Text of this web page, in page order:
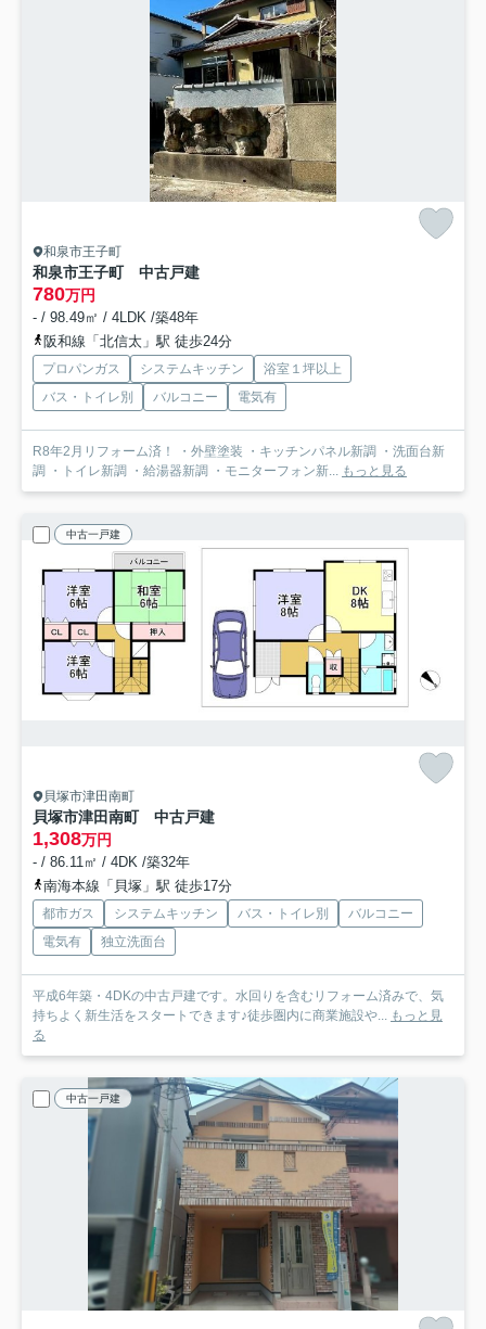
和泉市王子町
和泉市王子町 中古戸建
780万円
- / 98.49㎡ / 4LDK /築48年
阪和線「北信太」駅 徒歩24分
プロパンガス システムキッチン
浴室１坪以上
バス・トイレ別
バルコニー 電気有
R8年2月リフォーム済！ ・外壁塗装 ・キッチンパネル新調 ・洗面台新
調 ・トイレ新調 ・給湯器新調 ・モニターフォン新... もっと見る
中古一戸建
貝塚市津田南町
貝塚市津田南町 中古戸建
1,308万円
- / 86.11㎡ / 4DK /築32年
南海本線「貝塚」駅 徒歩17分
都市ガス システムキッチン バス・トイレ別
バルコニー
電気有
独立洗面台
平成6年築・4DKの中古戸建です。水回りを含むリフォーム済みで、気
持ちよく新生活をスタートできます♪徒歩圏内に商業施設や... もっと見
る
中古一戸建